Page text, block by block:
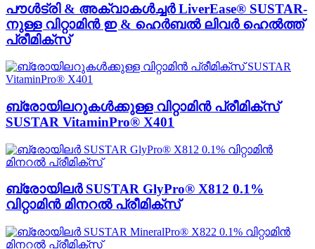
പൗൾട്രി & അക്വാകൾച്ചർ LiverEase® SUSTAR-
നുള്ള വിറ്റാമിൻ ഇ & ഹെർബൽ ലിവർ ഹെൽത്ത്
പ്രീമിക്സ്
ബ്രോയിലറുകൾക്കുള്ള വിറ്റാമിൻ പ്രീമിക്സ്
SUSTAR VitaminPro® X401
ബ്രോയിലർ SUSTAR GlyPro® X812 0.1%
വിറ്റാമിൻ മിനറൽ പ്രീമിക്സ്